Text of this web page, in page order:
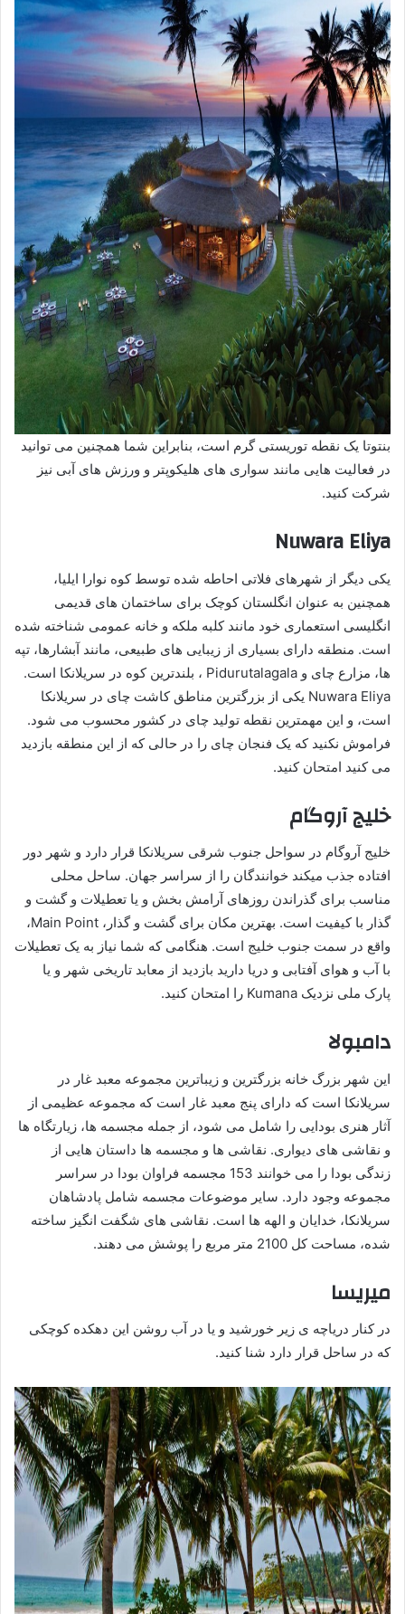
بنتوتا یک نقطه توریستی گرم است، بنابراین شما همچنین می توانید
در فعالیت هایی مانند سواری های هلیکوپتر و ورزش های آبی نیز
شرکت کنید.
Nuwara Eliya
یکی دیگر از شهرهای فلاتی احاطه شده توسط کوه نوارا ایلیا،
همچنین به عنوان انگلستان کوچک برای ساختمان های قدیمی
انگلیسی استعماری خود مانند کلبه ملکه و خانه عمومی شناخته شده
است. منطقه دارای بسیاری از زیبایی های طبیعی، مانند آبشارها، تپه
ها، مزارع چای و Pidurutalagala ، بلندترین کوه در سریلانکا است.
Nuwara Eliya یکی از بزرگترین مناطق کاشت چای در سریلانکا
است، و این مهمترین نقطه تولید چای در کشور محسوب می شود.
فراموش نکنید که یک فنجان چای را در حالی که از این منطقه بازدید
می کنید امتحان کنید.
خلیج آروگام
خلیج آروگام در سواحل جنوب شرقی سریلانکا قرار دارد و شهر دور
افتاده جذب میکند خوانندگان را از سراسر جهان. ساحل محلی
مناسب برای گذراندن روزهای آرامش بخش و یا تعطیلات و گشت و
گذار با کیفیت است. بهترین مکان برای گشت و گذار، Main Point،
واقع در سمت جنوب خلیج است. هنگامی که شما نیاز به یک تعطیلات
با آب و هوای آفتابی و دریا دارید بازدید از معابد تاریخی شهر و یا
پارک ملی نزدیک Kumana را امتحان کنید.
دامبولا
این شهر بزرگ خانه بزرگترین و زیباترین مجموعه معبد غار در
سریلانکا است که دارای پنج معبد غار است که مجموعه عظیمی از
آثار هنری بودایی را شامل می شود، از جمله مجسمه ها، زیارتگاه ها
و نقاشی های دیواری. نقاشی ها و مجسمه ها داستان هایی از
زندگی بودا را می خوانند 153 مجسمه فراوان بودا در سراسر
مجموعه وجود دارد. سایر موضوعات مجسمه شامل پادشاهان
سریلانکا، خدایان و الهه ها است. نقاشی های شگفت انگیز ساخته
شده، مساحت کل 2100 متر مربع را پوشش می دهند.
میریسا
در کنار دریاچه ی زیر خورشید و یا در آب روشن این دهکده کوچکی
که در ساحل قرار دارد شنا کنید.